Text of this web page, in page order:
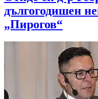
дългогодишен
„Пирогов“